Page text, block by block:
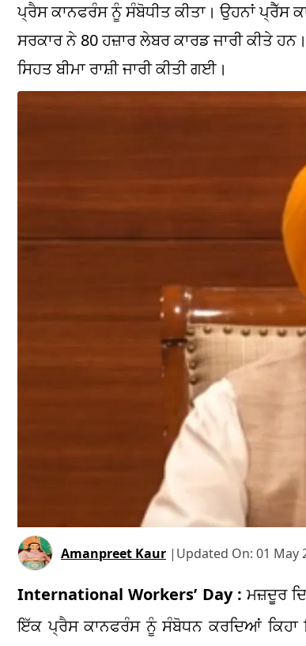
ਪ੍ਰੈਸ ਕਾਨਫਰੰਸ ਨੂੰ ਸੰਬੋਧੀਤ ਕੀਤਾ। ਉਹਨਾਂ ਪ੍ਰੈੱਸ
ਸਰਕਾਰ ਨੇ 80 ਹਜ਼ਾਰ ਲੇਬਰ ਕਾਰਡ ਜਾਰੀ ਕੀਤੇ
ਸਿਹਤ ਬੀਮਾ ਰਾਸ਼ੀ ਜਾਰੀ ਕੀਤੀ ਗਈ।
Amanpreet Kaur | Updated On: 01 May
International Workers’ Day : ਮਜ਼ਦੂਰ
ਇੱਕ ਪ੍ਰੈਸ ਕਾਨਫਰੰਸ ਨੂੰ ਸੰਬੋਧਨ ਕਰਦਿਆਂ ਕਿਹਾ